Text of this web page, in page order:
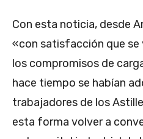
Con esta noticia, desde
«con satisfacción que se
los compromisos de
hace tiempo se habían
trabajadores de los
esta forma volver a